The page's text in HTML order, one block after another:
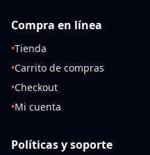
Compra en línea
•Tienda
•Carrito de compras
•Checkout
•Mi cuenta
Políticas y soporte